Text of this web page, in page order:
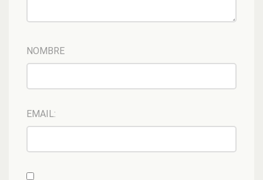
NOMBRE
EMAIL: